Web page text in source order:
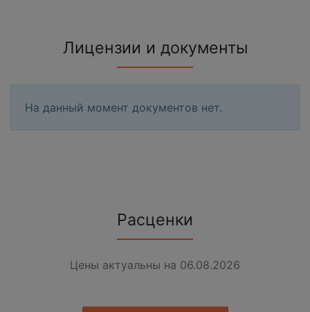
Лицензии и документы
На данный момент документов нет.
Расценки
Цены актуальны на 06.08.2026